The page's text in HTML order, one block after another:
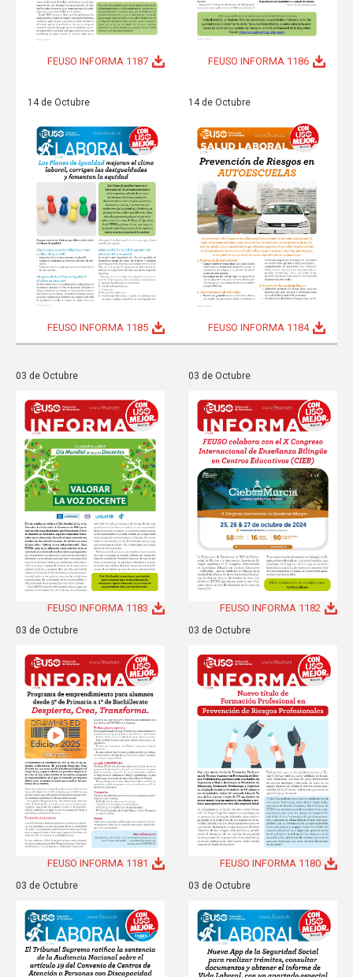
FEUSO INFORMA 1187 FEUSO INFORMA 1186
14 de Octubre
FEUSO INFORMA 1185
14 de Octubre
FEUSO INFORMA 1184
03 de Octubre
FEUSO INFORMA 1183
03 de Octubre
FEUSO INFORMA 1182
03 de Octubre
FEUSO INFORMA 1181
03 de Octubre
FEUSO INFORMA 1180
03 de Octubre 03 de Octubre